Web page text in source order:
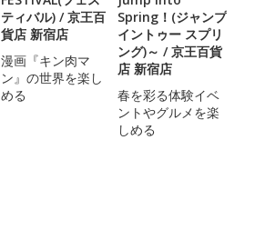
ティバル) / 京王百
貨店 新宿店
漫画『キン肉マ
ン』の世界を楽し
める
Spring！(ジャンプ
イントゥー スプリ
ング)～ / 京王百貨
店 新宿店
春を彩る体験イベ
ントやグルメを楽
しめる